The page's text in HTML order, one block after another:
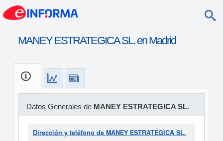
MANEY ESTRATEGICA SL. en Madrid
Datos Generales de MANEY ESTRATEGICA SL.
Dirección y teléfono de MANEY ESTRATEGICA SL.